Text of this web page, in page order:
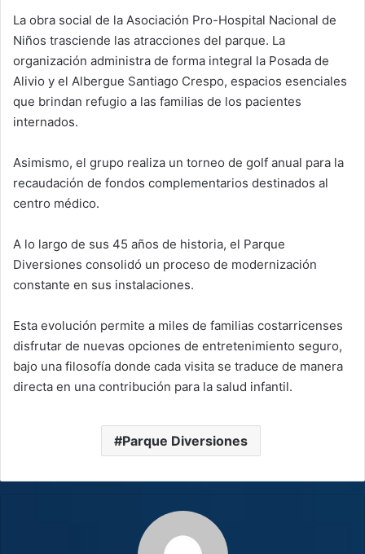
La obra social de la Asociación Pro-Hospital Nacional de
Niños trasciende las atracciones del parque. La
organización administra de forma integral la Posada de
Alivio y el Albergue Santiago Crespo, espacios esenciales
que brindan refugio a las familias de los pacientes
internados.
Asimismo, el grupo realiza un torneo de golf anual para la
recaudación de fondos complementarios destinados al
centro médico.
A lo largo de sus 45 años de historia, el Parque
Diversiones consolidó un proceso de modernización
constante en sus instalaciones.
Esta evolución permite a miles de familias costarricenses
disfrutar de nuevas opciones de entretenimiento seguro,
bajo una filosofía donde cada visita se traduce de manera
directa en una contribución para la salud infantil.
Parque Diversiones